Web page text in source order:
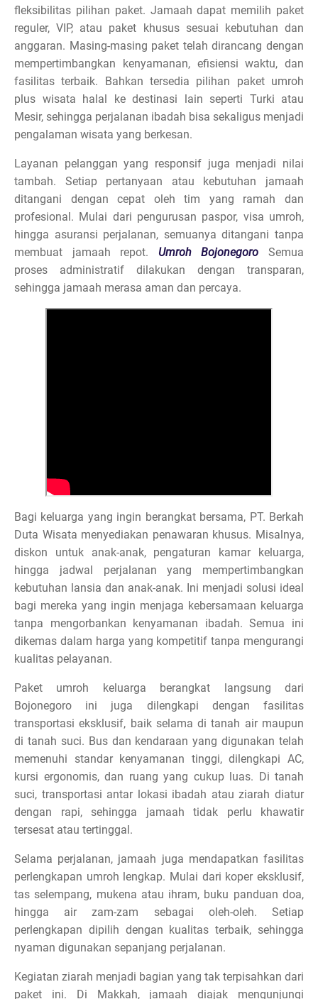
fleksibilitas pilihan paket. Jamaah dapat memilih paket
reguler, VIP, atau paket khusus sesuai kebutuhan dan
anggaran. Masing-masing paket telah dirancang dengan
mempertimbangkan kenyamanan, efisiensi waktu, dan
fasilitas terbaik. Bahkan tersedia pilihan paket umroh
plus wisata halal ke destinasi lain seperti Turki atau
Mesir, sehingga perjalanan ibadah bisa sekaligus menjadi
pengalaman wisata yang berkesan.
Layanan pelanggan yang responsif juga menjadi nilai
tambah. Setiap pertanyaan atau kebutuhan jamaah
ditangani dengan cepat oleh tim yang ramah dan
profesional. Mulai dari pengurusan paspor, visa umroh,
hingga asuransi perjalanan, semuanya ditangani tanpa
membuat jamaah repot. Umroh Bojonegoro
Semua
proses administratif dilakukan dengan transparan,
sehingga jamaah merasa aman dan percaya.
Bagi keluarga yang ingin berangkat bersama, PT. Berkah
Duta Wisata menyediakan penawaran khusus. Misalnya,
diskon untuk anak-anak, pengaturan kamar keluarga,
hingga jadwal perjalanan yang mempertimbangkan
kebutuhan lansia dan anak-anak. Ini menjadi solusi ideal
bagi mereka yang ingin menjaga kebersamaan keluarga
tanpa mengorbankan kenyamanan ibadah. Semua ini
dikemas dalam harga yang kompetitif tanpa mengurangi
kualitas pelayanan.
Paket umroh keluarga berangkat langsung dari
Bojonegoro ini juga dilengkapi dengan fasilitas
transportasi eksklusif, baik selama di tanah air maupun
di tanah suci. Bus dan kendaraan yang digunakan telah
memenuhi standar kenyamanan tinggi, dilengkapi AC,
kursi ergonomis, dan ruang yang cukup luas. Di tanah
suci, transportasi antar lokasi ibadah atau ziarah diatur
dengan rapi, sehingga jamaah tidak perlu khawatir
tersesat atau tertinggal.
Selama perjalanan, jamaah juga mendapatkan fasilitas
perlengkapan umroh lengkap. Mulai dari koper eksklusif,
tas selempang, mukena atau ihram, buku panduan doa,
hingga air zam-zam sebagai oleh-oleh. Setiap
perlengkapan dipilih dengan kualitas terbaik, sehingga
nyaman digunakan sepanjang perjalanan.
Kegiatan ziarah menjadi bagian yang tak terpisahkan dari
paket ini. Di Makkah, jamaah diajak mengunjungi